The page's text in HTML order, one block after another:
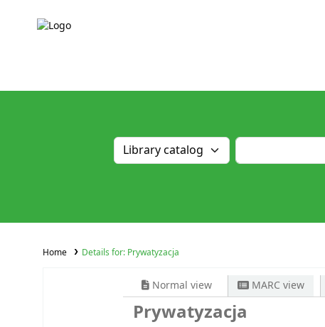
Home Details for: Prywatyzacja
Normal view MARC view
Prywatyzacja